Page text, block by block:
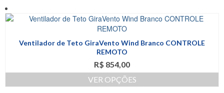
na
página
do
produto
tem
várias
As
opções
podem
ser
escolhidas
Ventilador de Teto GiraVento Wind Branco CONTROLE
REMOTO
R$ 854,00
VER OPÇÕES